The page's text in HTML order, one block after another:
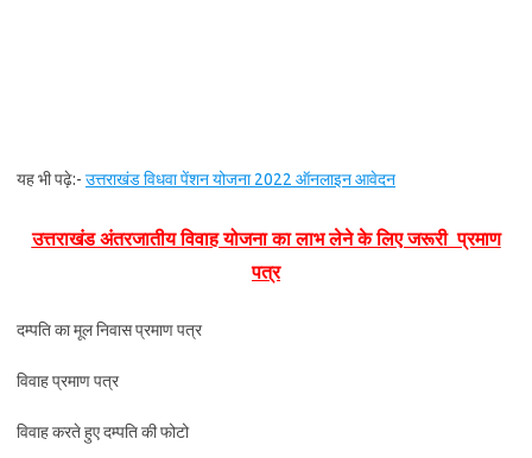
यह भी पढ़े:- उत्तराखंड विधवा पेंशन योजना 2022 ऑनलाइन आवेदन
उत्तराखंड अंतरजातीय विवाह योजना का लाभ लेने के लिए जरूरी प्रमाण
पत्र
दम्पति का मूल निवास प्रमाण पत्र
विवाह प्रमाण पत्र
विवाह करते हुए दम्पति की फोटो